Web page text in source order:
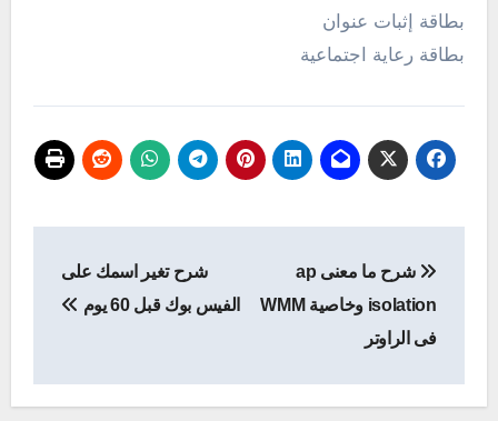
بطاقة إثبات عنوان
بطاقة رعاية اجتماعية
المقالات
شرح ما معنى ap
isolation وخاصية WMM
فى الراوتر
شرح تغير اسمك على
الفيس بوك قبل 60 يوم